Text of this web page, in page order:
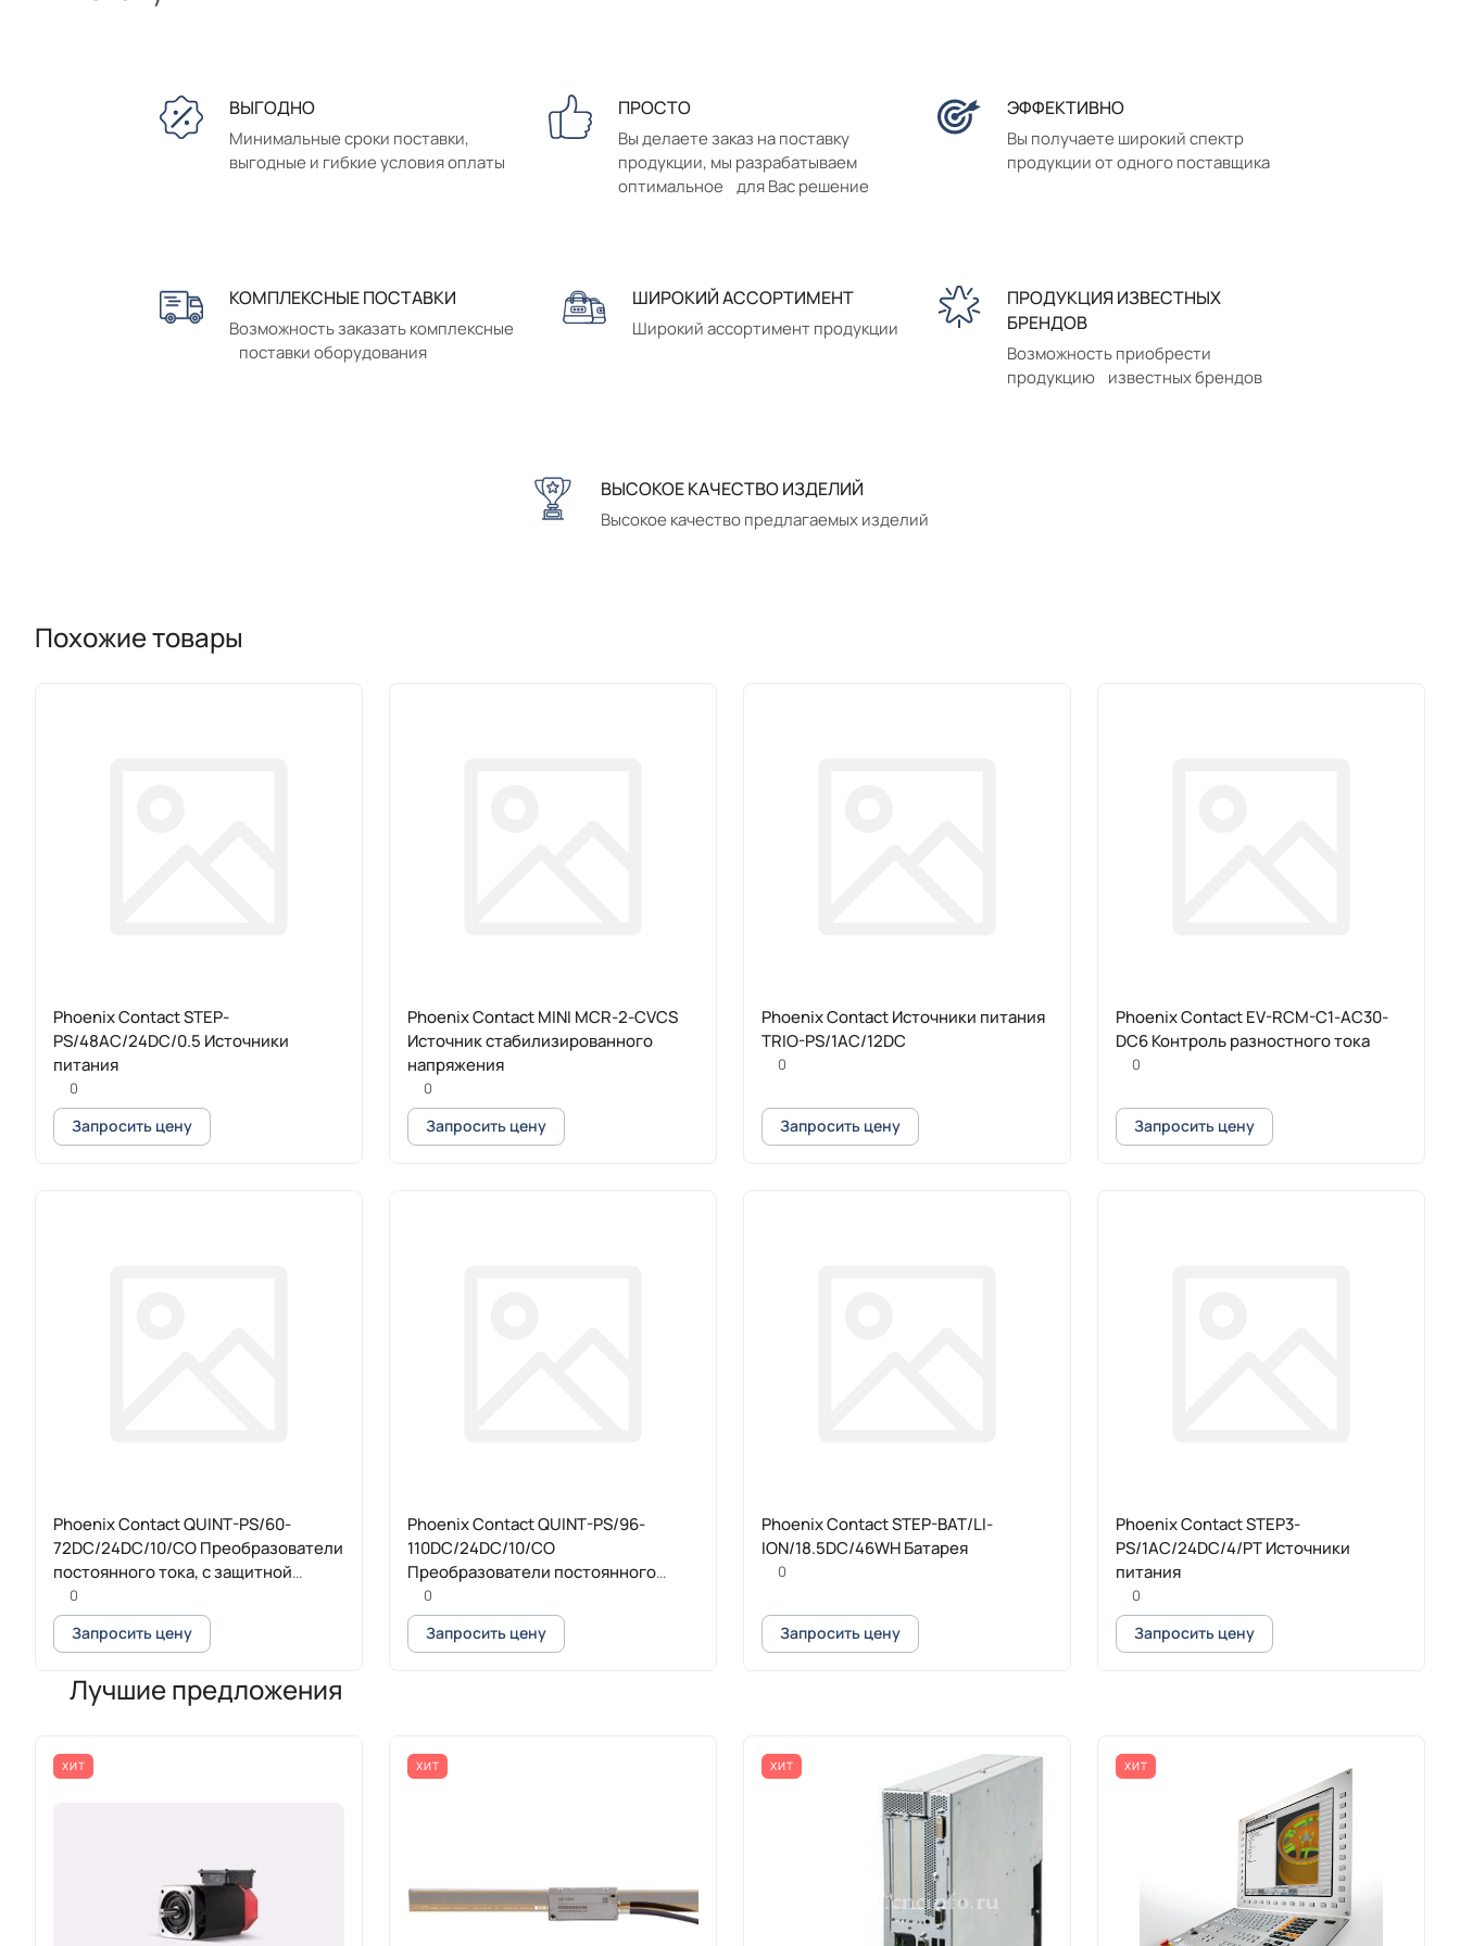
ВЫГОДНО
Минимальные сроки поставки,
выгодные и гибкие условия оплаты
ПРОСТО
Вы делаете заказ на поставку
продукции, мы разрабатываем
оптимальное для Вас решение
ЭФФЕКТИВНО
Вы получаете широкий спектр
продукции от одного поставщика
КОМПЛЕКСНЫЕ ПОСТАВКИ
Возможность заказать комплексные
поставки оборудования
ШИРОКИЙ АССОРТИМЕНТ
Широкий ассортимент продукции
ПРОДУКЦИЯ ИЗВЕСТНЫХ
БРЕНДОВ
Возможность приобрести
продукцию известных брендов
ВЫСОКОЕ КАЧЕСТВО ИЗДЕЛИЙ
Высокое качество предлагаемых изделий
Похожие товары
Phoenix Contact STEP-
PS/48AC/24DC/0.5 Источники
питания
0
Запросить цену
Phoenix Contact MINI MCR-2-CVCS
Источник стабилизированного
напряжения
0
Запросить цену
Phoenix Contact Источники питания
TRIO-PS/1AC/12DC
0
Запросить цену
Phoenix Contact EV-RCM-C1-AC30-
DC6 Контроль разностного тока
0
Запросить цену
Phoenix Contact QUINT-PS/60-
72DC/24DC/10/CO Преобразователи
постоянного тока, с защитной
лакировкой
0
Запросить цену
Phoenix Contact QUINT-PS/96-
110DC/24DC/10/CO
Преобразователи постоянного
тока, с защитной лакировкой
0
Запросить цену
Phoenix Contact STEP-BAT/LI-
ION/18.5DC/46WH Батарея
0
Запросить цену
Phoenix Contact STEP3-
PS/1AC/24DC/4/PT Источники
питания
0
Запросить цену
Лучшие предложения
ХИТ ХИТ ХИТ ХИТ